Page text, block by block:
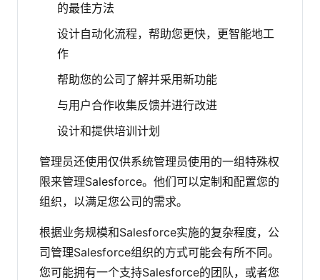
的最佳方法
设计自动化流程，帮助您更快，更智能地工
作
帮助您的公司了解并采用新功能
与用户合作收集反馈并进行改进
设计和提供培训计划
管理员还使用仅供系统管理员使用的一组特殊权
限来管理Salesforce。他们可以定制和配置您的
组织，以满足您公司的需求。
根据业务规模和Salesforce实施的复杂程度，公
司管理Salesforce组织的方式可能会有所不同。
您可能拥有一个支持Salesforce的团队，或者您